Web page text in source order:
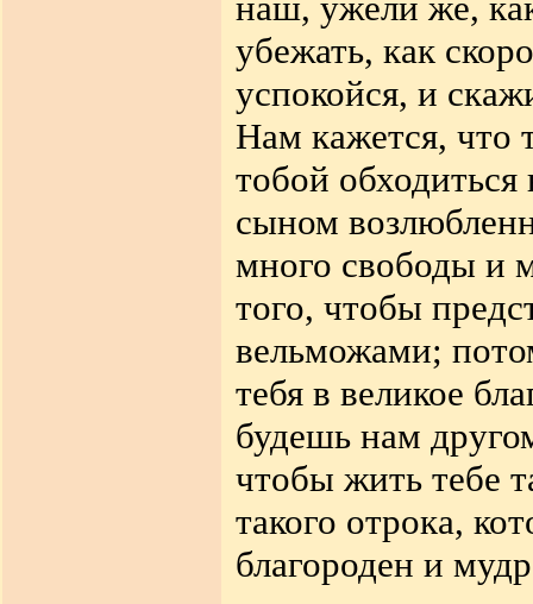
убежать, как
успокойся, и
Нам кажется, что
тобой
сыном
много свободы и
того, чтобы
вельможами;
тебя в великое
будешь нам
чтобы жить тебе
такого отрока,
благороден и